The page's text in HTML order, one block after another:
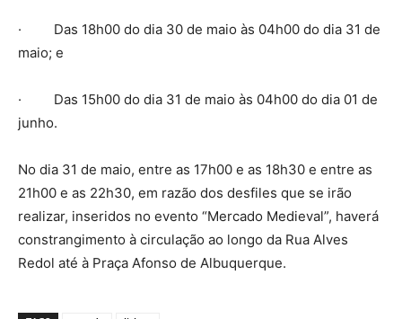
· Das 18h00 do dia 30 de maio às 04h00 do dia 31 de
maio; e
· Das 15h00 do dia 31 de maio às 04h00 do dia 01 de
junho.
No dia 31 de maio, entre as 17h00 e as 18h30 e entre as
21h00 e as 22h30, em razão dos desfiles que se irão
realizar, inseridos no evento “Mercado Medieval”, haverá
constrangimento à circulação ao longo da Rua Alves
Redol até à Praça Afonso de Albuquerque.